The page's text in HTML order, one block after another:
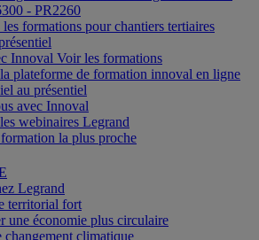
- PR2260
formations pour chantiers tertiaires
Innoval Voir les formations
plateforme de formation innoval en ligne
au présentiel
avec Innoval
webinaires Legrand
la plus proche
Legrand
territorial fort
une économie plus circulaire
changement climatique